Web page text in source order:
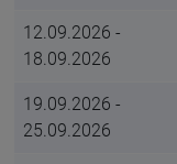
12.09.2026 -
18.09.2026
19.09.2026 -
25.09.2026